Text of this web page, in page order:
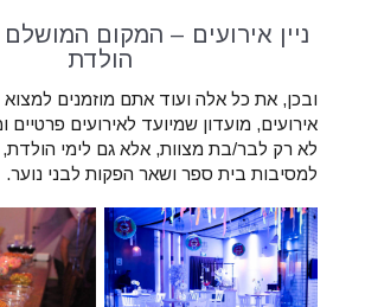
ניין אירועים – המקום המושלם
הולדת
אירועים, מועדון שמיועד לאירועים
לא רק לבר/בת מצוות, אלא גם לימי הולדת,
למסיבות בית ספר ושאר הפקות לבני נוער.